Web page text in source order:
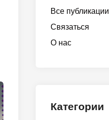
Все публикации
Связаться
О нас
Категории